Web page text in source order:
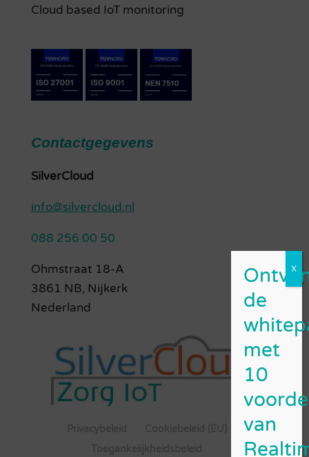
Cloud based IoT monitoring
Contactgegevens
SilverCloud
info@silvercloud.nl
088 256 00 50
Ohmstraat 18-A
3861 NB, Nijkerk
Nederland